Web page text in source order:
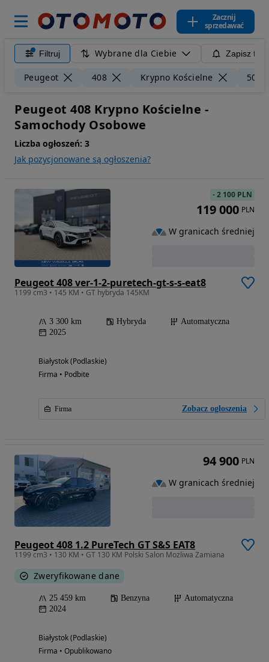
Zacznij
sprzedawać
Filtruj Wybrane dla Ciebie Zapisz
Peugeot 408 Krypno Kościelne 50
Peugeot 408 Krypno Kościelne -
Samochody Osobowe
Liczba ogłoszeń: 3
Jak pozycjonowane są ogłoszenia?
Peugeot 408 ver-1-2-puretech-gt-s-s-eat8
1199 cm3 • 145 KM • GT hybryda 145KM
3 300 km Hybryda
Automatyczna
2025
Białystok (Podlaskie)
Firma • Podbite
Firma Zobacz ogłoszenia
-2 100 PLN
119 000 PLN
W granicach średniej
Peugeot 408 1.2 PureTech GT S&S EAT8
1199 cm3 • 130 KM • GT 130 KM Polski Salon Możliwa Zamiana
Zweryfikowane dane
25 459 km Benzyna
Automatyczna
2024
Białystok (Podlaskie)
Firma • Opublikowano
94 900 PLN
W granicach średniej